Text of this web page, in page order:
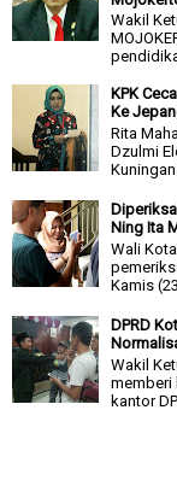
Wakil
KPK
Ke
Rita
Dzulmi
Kuningan
Ning Ita
Wali
Kamis
DPRD
Wakil
memberi
kantor